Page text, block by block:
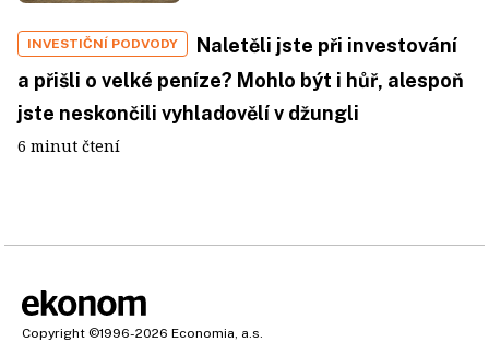
INVESTIČNÍ PODVODY
Naletěli jste při investování
a přišli o velké peníze? Mohlo být i hůř, alespoň
jste neskončili vyhladovělí v džungli
6 minut čtení
Copyright ©1996-2026 Economia, a.s.